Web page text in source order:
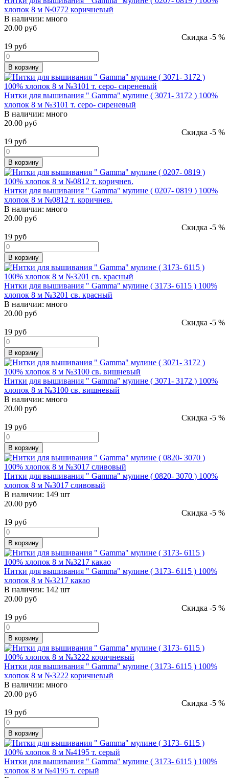
хлопок 8 м №0772 коричневый
В наличии: много
20.00 руб
Скидка -5 %
19 руб
В корзину
Нитки для вышивания " Gamma" мулине ( 3071- 3172 ) 100%
хлопок 8 м №3101 т. серо- сиреневый
В наличии: много
20.00 руб
Скидка -5 %
19 руб
В корзину
Нитки для вышивания " Gamma" мулине ( 0207- 0819 ) 100%
хлопок 8 м №0812 т. коричнев.
В наличии: много
20.00 руб
Скидка -5 %
19 руб
В корзину
Нитки для вышивания " Gamma" мулине ( 3173- 6115 ) 100%
хлопок 8 м №3201 св. красный
В наличии: много
20.00 руб
Скидка -5 %
19 руб
В корзину
Нитки для вышивания " Gamma" мулине ( 3071- 3172 ) 100%
хлопок 8 м №3100 св. вишневый
В наличии: много
20.00 руб
Скидка -5 %
19 руб
В корзину
Нитки для вышивания " Gamma" мулине ( 0820- 3070 ) 100%
хлопок 8 м №3017 сливовый
В наличии: 149 шт
20.00 руб
Скидка -5 %
19 руб
В корзину
Нитки для вышивания " Gamma" мулине ( 3173- 6115 ) 100%
хлопок 8 м №3217 какао
В наличии: 142 шт
20.00 руб
Скидка -5 %
19 руб
В корзину
Нитки для вышивания " Gamma" мулине ( 3173- 6115 ) 100%
хлопок 8 м №3222 коричневый
В наличии: много
20.00 руб
Скидка -5 %
19 руб
В корзину
Нитки для вышивания " Gamma" мулине ( 3173- 6115 ) 100%
хлопок 8 м №4195 т. серый